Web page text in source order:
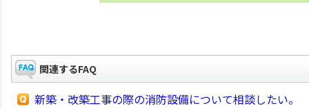
関連するFAQ
新築・改築工事の際の消防設備について相談したい。